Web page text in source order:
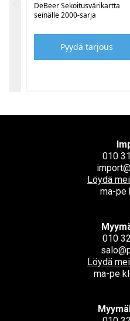
DeBeer Sekoitusvärikartta
seinälle 2000-sarja
Pyydä tarjous
010
Löydä
ma-pe
010
Löydä
ma-pe